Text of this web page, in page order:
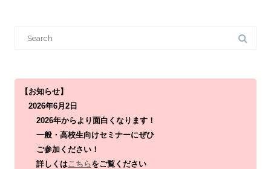
f
【お知らせ】
2026年6月2日
2026年からより面白くなります！
一般・高校生向けセミナーにぜひ
ご参加ください！
詳しくはこちらをご覧ください